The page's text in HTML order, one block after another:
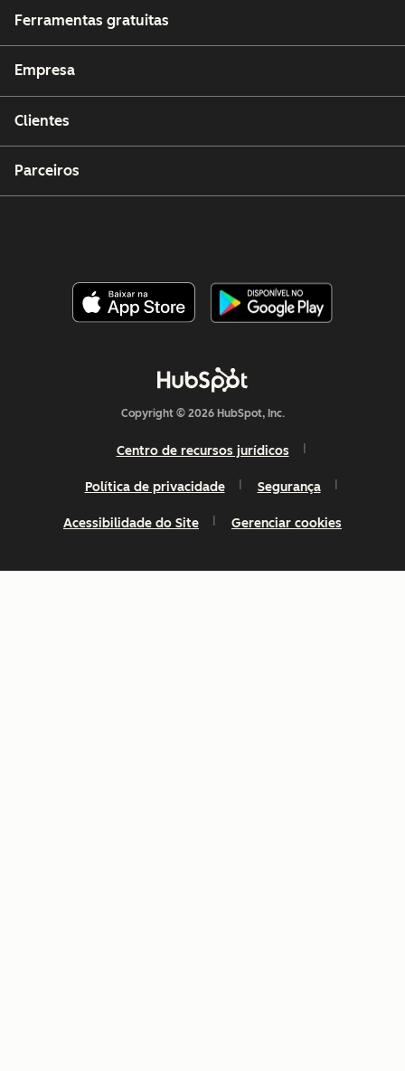
Ferramentas gratuitas
Empresa
Clientes
Parceiros
Copyright © 2026 HubSpot, Inc.
Centro de recursos jurídicos
Política de privacidade Segurança
Acessibilidade do Site Gerenciar cookies